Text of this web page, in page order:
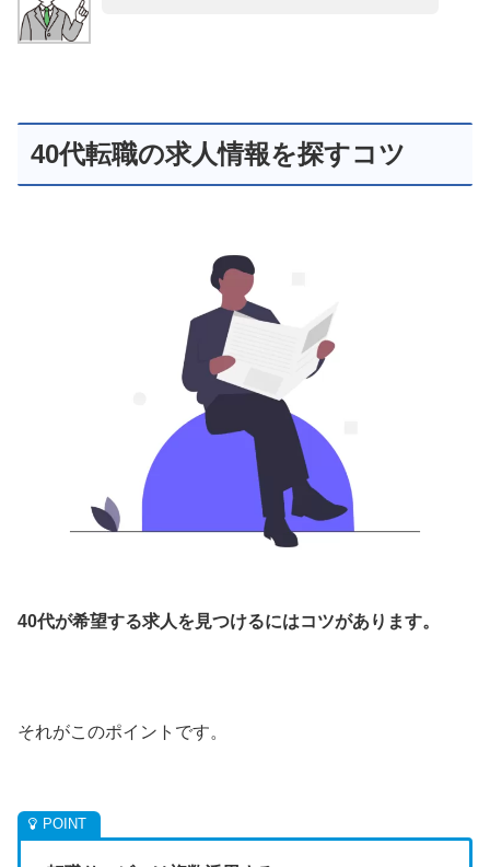
40代転職の求人情報を探すコツ
40代が希望する求人を見つけるにはコツがあります。
それがこのポイントです。